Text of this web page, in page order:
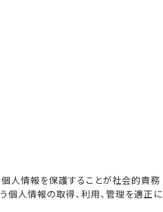
個人情報を保護することが社会的責務
個人情報の取得、利用、管理を適正に